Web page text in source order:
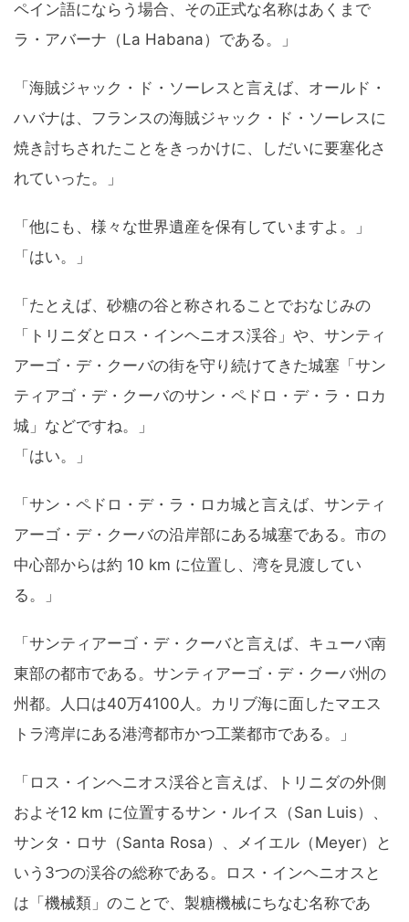
ペイン語にならう場合、その正式な名称はあくまで
ラ・アバーナ（La Habana）である。」
「海賊ジャック・ド・ソーレスと言えば、オールド・
ハバナは、フランスの海賊ジャック・ド・ソーレスに
焼き討ちされたことをきっかけに、しだいに要塞化さ
れていった。」
「他にも、様々な世界遺産を保有していますよ。」
「はい。」
「たとえば、砂糖の谷と称されることでおなじみの
「トリニダとロス・インヘニオス渓谷」や、サンティ
アーゴ・デ・クーバの街を守り続けてきた城塞「サン
ティアゴ・デ・クーバのサン・ペドロ・デ・ラ・ロカ
城」などですね。」
「はい。」
「サン・ペドロ・デ・ラ・ロカ城と言えば、サンティ
アーゴ・デ・クーバの沿岸部にある城塞である。市の
中心部からは約 10 km に位置し、湾を見渡してい
る。」
「サンティアーゴ・デ・クーバと言えば、キューバ南
東部の都市である。サンティアーゴ・デ・クーバ州の
州都。人口は40万4100人。カリブ海に面したマエス
トラ湾岸にある港湾都市かつ工業都市である。」
「ロス・インヘニオス渓谷と言えば、トリニダの外側
およそ12 km に位置するサン・ルイス（San Luis）、
サンタ・ロサ（Santa Rosa）、メイエル（Meyer）と
いう3つの渓谷の総称である。ロス・インヘニオスと
は「機械類」のことで、製糖機械にちなむ名称であ